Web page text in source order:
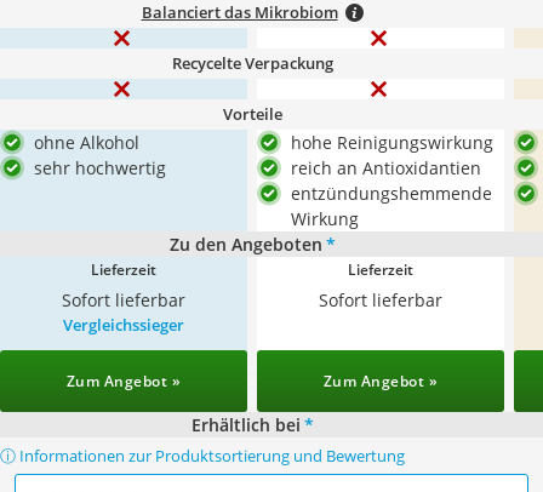
Balanciert das Mikrobiom
Recycelte Verpackung
Vorteile
ohne Alkohol
sehr hochwertig
hohe Reinigungswirkung
reich an Antioxidantien
entzündungshemmende
Wirkung
Zu den Angeboten *
Lieferzeit
Sofort lieferbar
Lieferzeit
Sofort lieferbar
Vergleichssieger
Zum Angebot » Zum Angebot »
Erhältlich bei *
ⓘ Informationen zur Produktsortierung und Bewertung